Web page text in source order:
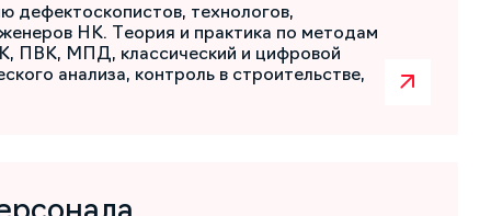
дефектоскопистов, технологов,
НК. Теория и практика по методам
ПВК, МПД, классический и цифровой
анализа, контроль в строительстве,